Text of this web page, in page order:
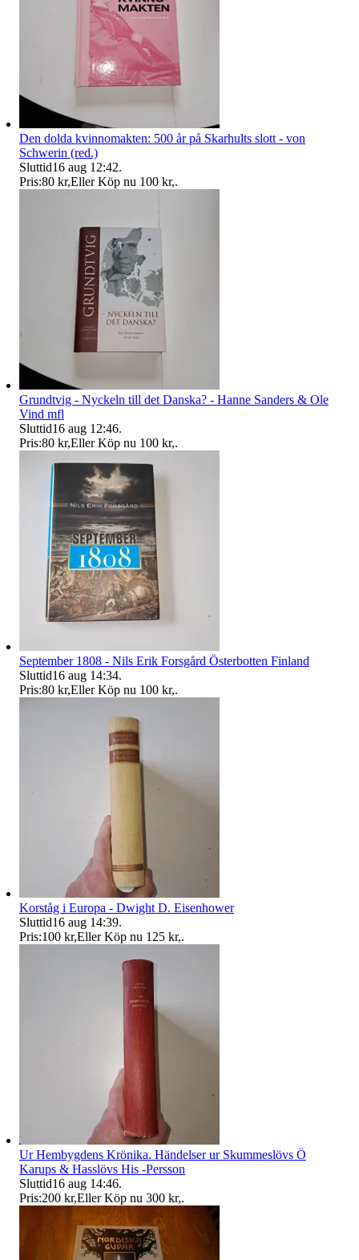
Den dolda kvinnomakten: 500 år på Skarhults slott - von
Schwerin (red.)
Sluttid16 aug 12:42.
Pris:80 kr,Eller Köp nu 100 kr,.
Grundtvig - Nyckeln till det Danska? - Hanne Sanders & Ole
Vind mfl
Sluttid16 aug 12:46.
Pris:80 kr,Eller Köp nu 100 kr,.
September 1808 - Nils Erik Forsgård Österbotten Finland
Sluttid16 aug 14:34.
Pris:80 kr,Eller Köp nu 100 kr,.
Korståg i Europa - Dwight D. Eisenhower
Sluttid16 aug 14:39.
Pris:100 kr,Eller Köp nu 125 kr,.
Ur Hembygdens Krönika. Händelser ur Skummeslövs Ö
Karups & Hasslövs His -Persson
Sluttid16 aug 14:46.
Pris:200 kr,Eller Köp nu 300 kr,.